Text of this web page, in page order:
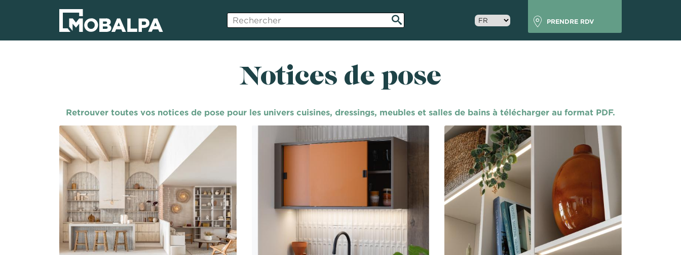
Select
your
mobalpa
PRENDRE RDV
Notices de pose
Retrouver toutes vos notices de pose pour les univers cuisines, dressings, meubles et salles de bains à télécharger au format PDF.